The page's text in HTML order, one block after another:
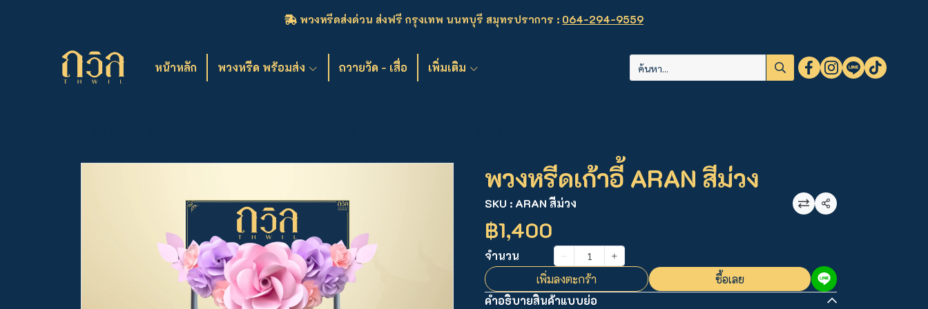
พวงหรีดส่งด่วน ส่งฟรี กรุงเทพ นนทบุรี สมุทรปราการ : 064-294-9559
หน้าหลัก พวงหรีด พร้อมส่ง ถวายวัด - เสื่อ เพิ่มเติม
พวงหรีดเก้าอี้ ARAN สีม่วง
SKU : ARAN สีม่วง แชร์
฿1,400
จำนวน
เพิ่มลงตะกร้า
ซื้อเลย
คำอธิบายสินค้าแบบย่อ